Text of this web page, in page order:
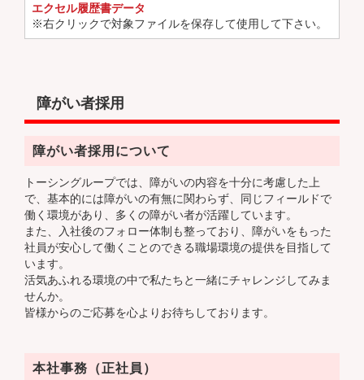
エクセル履歴書データ
※右クリックで対象ファイルを保存して使用して下さい。
障がい者採用
障がい者採用について
トーシングループでは、障がいの内容を十分に考慮した上
で、基本的には障がいの有無に関わらず、同じフィールドで
働く環境があり、多くの障がい者が活躍しています。
また、入社後のフォロー体制も整っており、障がいをもった
社員が安心して働くことのできる職場環境の提供を目指して
います。
活気あふれる環境の中で私たちと一緒にチャレンジしてみま
せんか。
皆様からのご応募を心よりお待ちしております。
本社事務（正社員）